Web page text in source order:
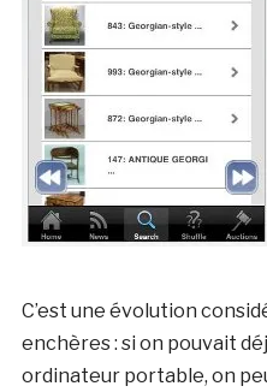
C’est une évolution
enchères : si on pouvait
ordinateur portable, on